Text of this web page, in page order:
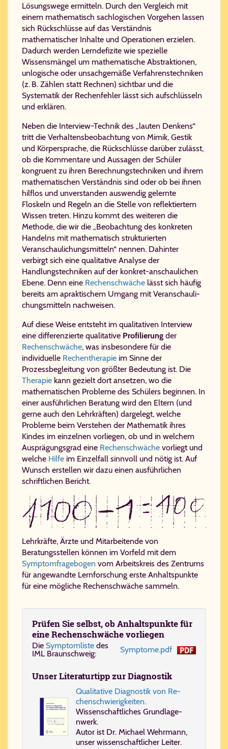
Lösungswege ermitteln. Durch den Vergleich mit
einem mathematisch sachlogischen Vorgehen lassen
sich Rückschlüsse auf das Verständnis
mathematischer Inhalte und Operationen erzielen.
Dadurch werden Lerndefizite wie spezielle
Wissensmängel um mathematische Abstraktionen,
unlogische oder unsachgemäße Verfahrenstechniken
(z. B. Zählen statt Rechnen) sichtbar und die
Systematik der Rechenfehler lässt sich aufschlüsseln
und erklären.
Neben die Interview-Technik des „lauten Denkens“
tritt die Verhaltensbeobachtung von Mimik, Gestik
und Körpersprache, die Rückschlüsse darüber zulässt,
ob die Kommentare und Aussagen der Schüler
kongruent zu ihren Berechnungstechniken und ihrem
mathematischen Verständnis sind oder ob bei ihnen
hilflos und unverstanden auswendig gelernte
Floskeln und Regeln an die Stelle von reflektiertem
Wissen treten. Hinzu kommt des weiteren die
Methode, die wir die „Beobachtung des konkreten
Handelns mit mathematisch strukturierten
Veranschaulichungsmitteln“ nennen. Dahinter
verbirgt sich eine qualitative Analyse der
Handlungstechniken auf der konkret-anschaulichen
Ebene. Denn eine Rechenschwäche lässt sich häufig
bereits am apraktischem Umgang mit Ver­an­schau­li­
chungs­mit­teln nachweisen.
Auf diese Weise entsteht im qualitativen Interview
eine differenzierte qualitative Profilierung der
Rechenschwäche, was insbesondere für die
individuelle Rechentherapie im Sinne der
Prozessbegleitung von größter Bedeutung ist. Die
Therapie kann gezielt dort ansetzen, wo die
mathematischen Probleme des Schülers beginnen. In
einer ausführlichen Beratung wird den Eltern (und
gerne auch den Lehrkräften) dargelegt, welche
Probleme beim Verstehen der Mathematik ihres
Kindes im einzelnen vorliegen, ob und in welchem
Ausprägungsgrad eine Rechenschwäche vorliegt und
welche Hilfe im Einzelfall sinnvoll und nötig ist. Auf
Wunsch erstellen wir dazu einen ausführlichen
schriftlichen Bericht.
Lehrkräfte, Ärzte und Mitarbeitende von
Beratungsstellen können im Vorfeld mit dem
Symptomfragebogen vom Arbeitskreis des Zentrums
für angewandte Lernforschung erste Anhaltspunkte
für eine mögliche Rechenschwäche sammeln.
Prü­fen Sie selbst, ob An­halts­punk­te für
ei­ne Re­chen­schwä­che vor­lie­gen
Die Symptomliste des
IML Braun­schweig:
Symptome.pdf
Un­ser Li­te­ra­tur­tipp zur Dia­gno­stik
Qua­li­ta­ti­ve Dia­gno­stik von Re­
chen­schwie­rig­kei­ten.
Wis­sen­schaft­li­ches Grund­la­ge­
nwerk.
Au­tor ist Dr. Mi­cha­el Wehr­mann,
un­ser wis­sen­schaft­li­cher Lei­ter.